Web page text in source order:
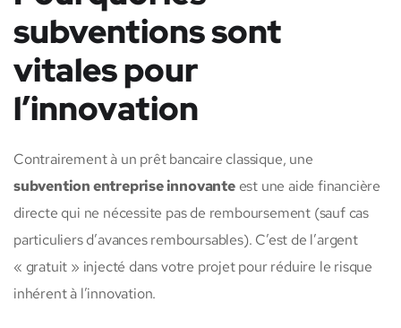
subventions sont
vitales pour
l’innovation
Contrairement à un prêt bancaire classique, une
subvention entreprise innovanteest une aide financière
directe qui ne nécessite pas de remboursement (sauf cas
particuliers d’avances remboursables). C’est de l’argent
« gratuit » injecté dans votre projet pour réduire le risque
inhérent à l’innovation.